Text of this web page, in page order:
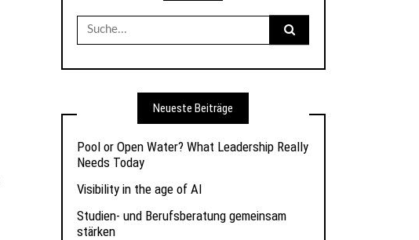
Suche
nach:
Neueste Beiträge
Pool or Open Water? What Leadership Really
Needs Today
Visibility in the age of AI
Studien- und Berufsberatung gemeinsam
stärken